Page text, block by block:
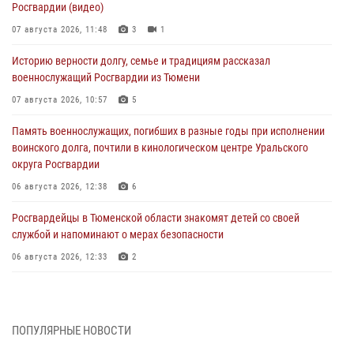
Росгвардии (видео)
07 августа 2026, 11:48 3 1
Историю верности долгу, семье и традициям рассказал
военнослужащий Росгвардии из Тюмени
07 августа 2026, 10:57 5
Память военнослужащих, погибших в разные годы при исполнении
воинского долга, почтили в кинологическом центре Уральского
округа Росгвардии
06 августа 2026, 12:38 6
Росгвардейцы в Тюменской области знакомят детей со своей
службой и напоминают о мерах безопасности
06 августа 2026, 12:33 2
06 августа 2026, 04:41 3
ПОПУЛЯРНЫЕ НОВОСТИ